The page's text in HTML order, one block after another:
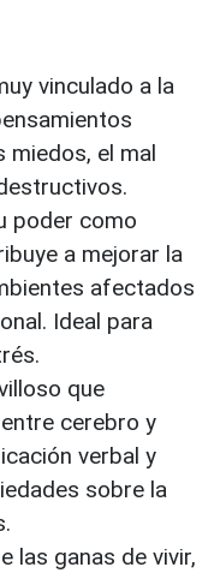
vinculado a la
miedos, el mal
poder como
a mejorar la
afectados
Ideal para
que
cerebro y
verbal y
sobre la
las ganas de vivir,